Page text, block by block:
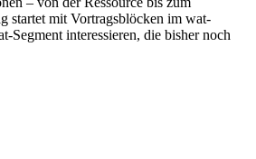
startet mit Vortragsblöcken im wat-
interessieren, die bisher noch